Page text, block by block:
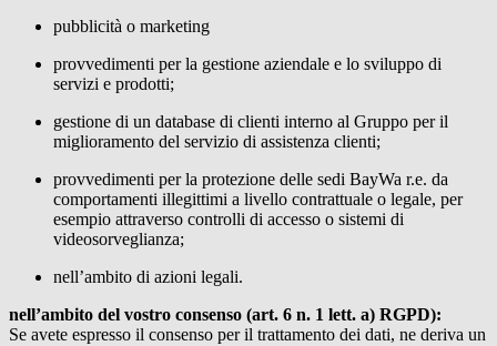
pubblicità o marketing
provvedimenti per la gestione aziendale e lo sviluppo di
servizi e prodotti;
gestione di un database di clienti interno al Gruppo per il
miglioramento del servizio di assistenza clienti;
provvedimenti per la protezione delle sedi BayWa r.e. da
comportamenti illegittimi a livello contrattuale o legale, per
esempio attraverso controlli di accesso o sistemi di
videosorveglianza;
nell’ambito di azioni legali.
nell’ambito del vostro consenso (art. 6 n. 1 lett. a) RGPD):
Se avete espresso il consenso per il trattamento dei dati, ne deriva un